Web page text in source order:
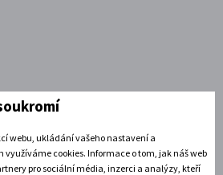
piaristického chrámu
barokní architekturu v
hávu. Obětní stůl dýchá
webu, ukládání vašeho nastavení a
využíváme cookies. Informace o tom, jak náš web
pro sociální média, inzerci a analýzy, kteří